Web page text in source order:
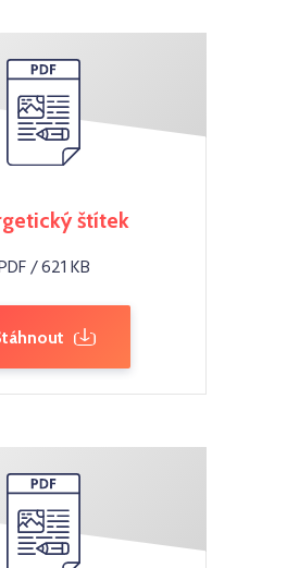
štítek
/ 621 KB